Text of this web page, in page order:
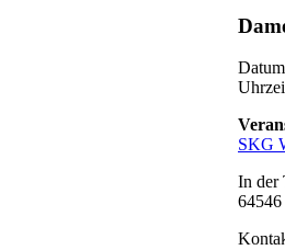
SKG
In der